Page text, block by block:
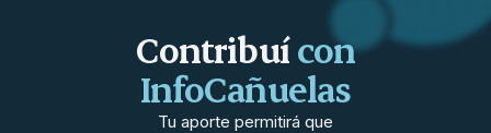
Contribuícon
InfoCañuelas
Tu aporte permitirá que